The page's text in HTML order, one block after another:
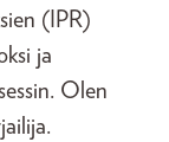
(IPR)
ja
Olen